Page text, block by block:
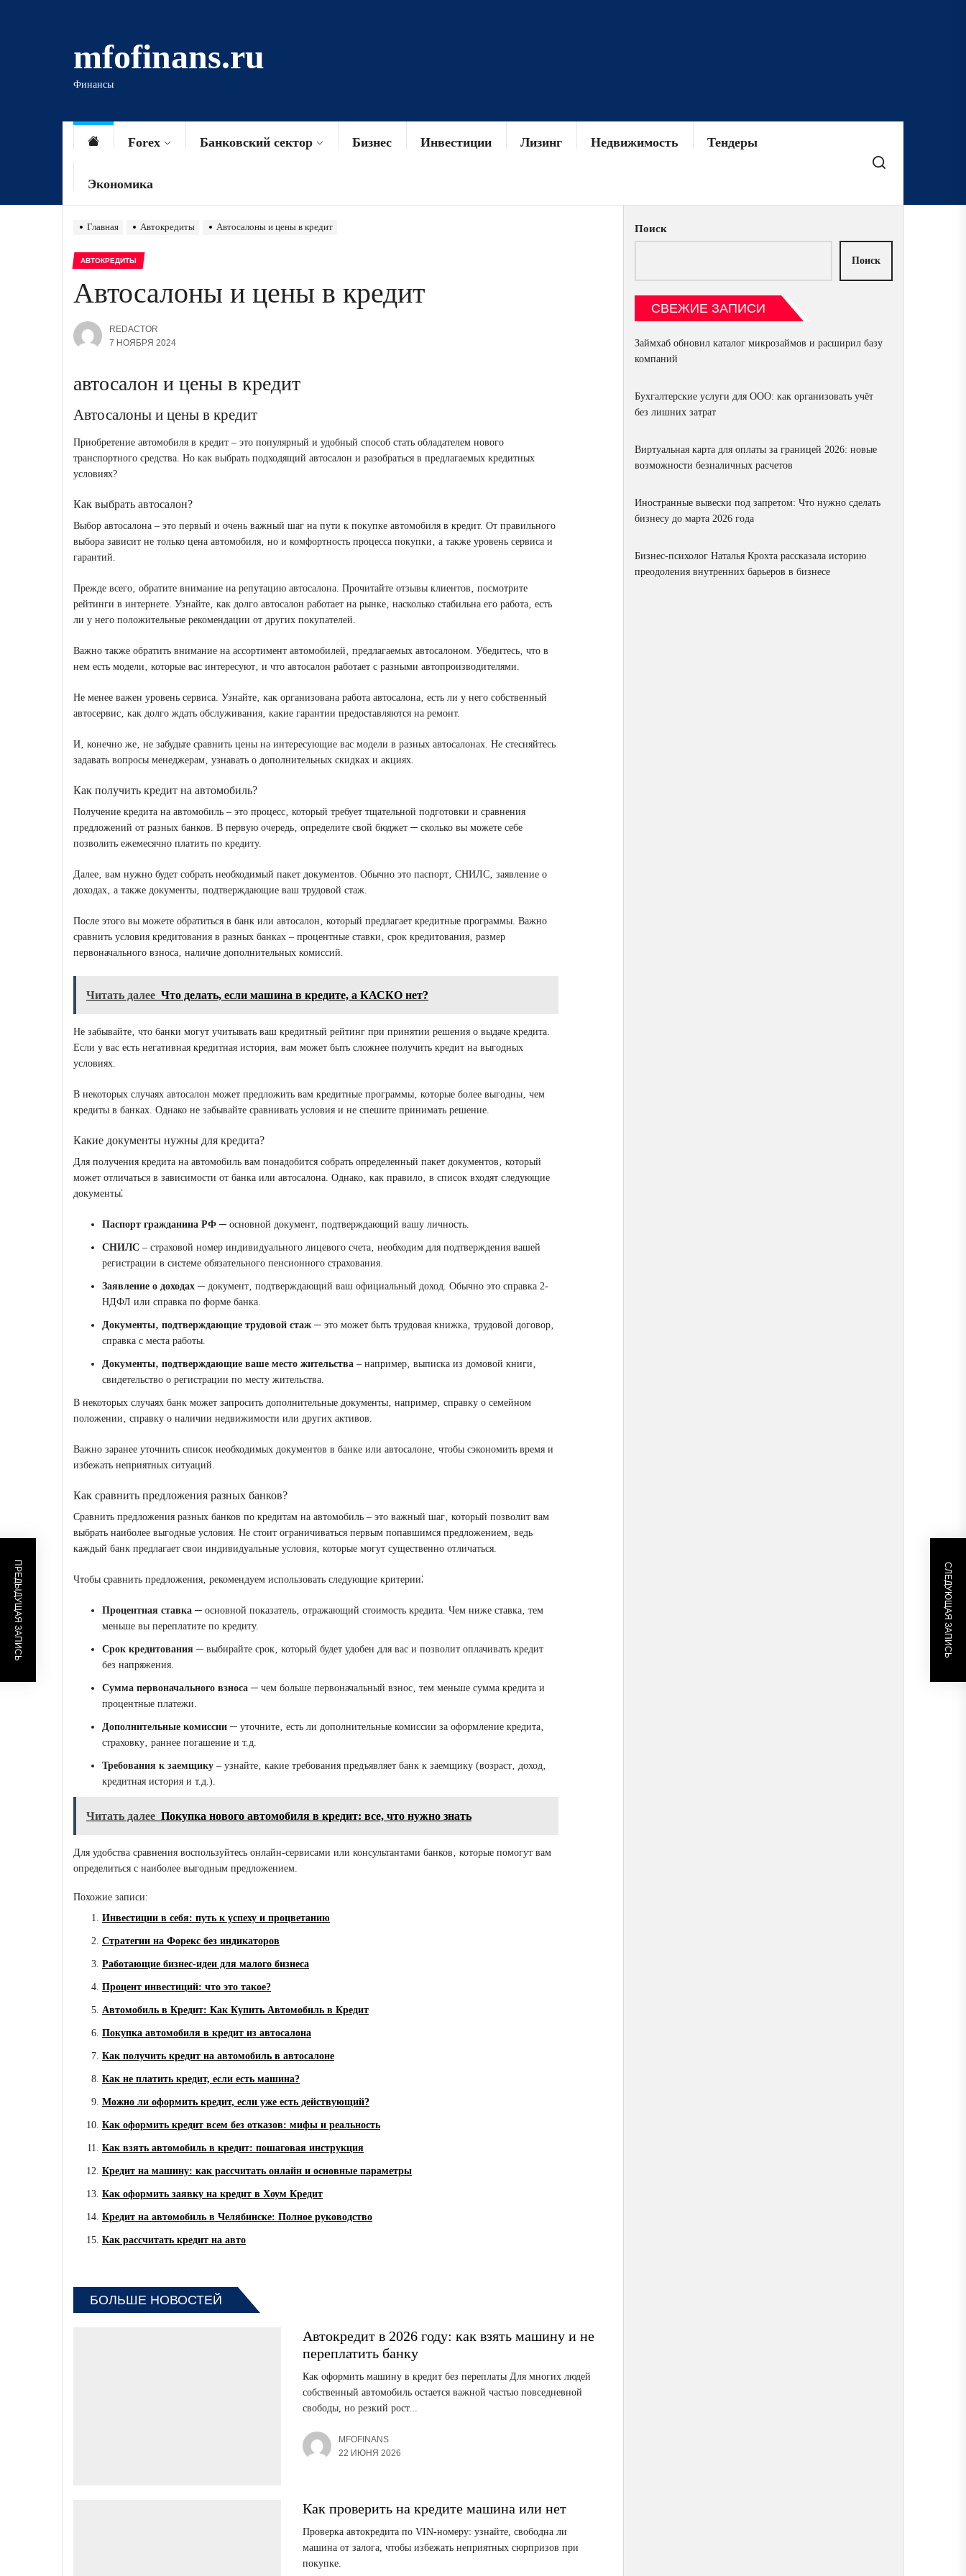
mfofinans.ru
Финансы
Forex Банковский сектор Бизнес Инвестиции Лизинг Недвижимость Тендеры
Экономика
Главная Автокредиты Автосалоны и цены в кредит
АВТОКРЕДИТЫ
Автосалоны и цены в кредит
REDACTOR
7 НОЯБРЯ 2024
автосалон и цены в кредит
Автосалоны и цены в кредит
Приобретение автомобиля в кредит ‒ это популярный и удобный способ стать обладателем нового
транспортного средства. Но как выбрать подходящий автосалон и разобраться в предлагаемых кредитных
условиях?
Как выбрать автосалон?
Выбор автосалона ‒ это первый и очень важный шаг на пути к покупке автомобиля в кредит. От правильного
выбора зависит не только цена автомобиля‚ но и комфортность процесса покупки‚ а также уровень сервиса и
гарантий.
Прежде всего‚ обратите внимание на репутацию автосалона. Прочитайте отзывы клиентов‚ посмотрите
рейтинги в интернете. Узнайте‚ как долго автосалон работает на рынке‚ насколько стабильна его работа‚ есть
ли у него положительные рекомендации от других покупателей.
Важно также обратить внимание на ассортимент автомобилей‚ предлагаемых автосалоном. Убедитесь‚ что в
нем есть модели‚ которые вас интересуют‚ и что автосалон работает с разными автопроизводителями.
Не менее важен уровень сервиса. Узнайте‚ как организована работа автосалона‚ есть ли у него собственный
автосервис‚ как долго ждать обслуживания‚ какие гарантии предоставляются на ремонт.
И‚ конечно же‚ не забудьте сравнить цены на интересующие вас модели в разных автосалонах. Не стесняйтесь
задавать вопросы менеджерам‚ узнавать о дополнительных скидках и акциях.
Как получить кредит на автомобиль?
Получение кредита на автомобиль ‒ это процесс‚ который требует тщательной подготовки и сравнения
предложений от разных банков. В первую очередь‚ определите свой бюджет ─ сколько вы можете себе
позволить ежемесячно платить по кредиту.
Далее‚ вам нужно будет собрать необходимый пакет документов. Обычно это паспорт‚ СНИЛС‚ заявление о
доходах‚ а также документы‚ подтверждающие ваш трудовой стаж.
После этого вы можете обратиться в банк или автосалон‚ который предлагает кредитные программы. Важно
сравнить условия кредитования в разных банках ‒ процентные ставки‚ срок кредитования‚ размер
первоначального взноса‚ наличие дополнительных комиссий.
Читать далее Что делать, если машина в кредите, а КАСКО нет?
Не забывайте‚ что банки могут учитывать ваш кредитный рейтинг при принятии решения о выдаче кредита.
Если у вас есть негативная кредитная история‚ вам может быть сложнее получить кредит на выгодных
условиях.
В некоторых случаях автосалон может предложить вам кредитные программы‚ которые более выгодны‚ чем
кредиты в банках. Однако не забывайте сравнивать условия и не спешите принимать решение.
Какие документы нужны для кредита?
Для получения кредита на автомобиль вам понадобится собрать определенный пакет документов‚ который
может отличаться в зависимости от банка или автосалона. Однако‚ как правило‚ в список входят следующие
документы⁚
Паспорт гражданина РФ ─ основной документ‚ подтверждающий вашу личность.
СНИЛС ‒ страховой номер индивидуального лицевого счета‚ необходим для подтверждения вашей
регистрации в системе обязательного пенсионного страхования.
Заявление о доходах ─ документ‚ подтверждающий ваш официальный доход. Обычно это справка 2-
НДФЛ или справка по форме банка.
Документы‚ подтверждающие трудовой стаж ─ это может быть трудовая книжка‚ трудовой договор‚
справка с места работы.
Документы‚ подтверждающие ваше место жительства ‒ например‚ выписка из домовой книги‚
свидетельство о регистрации по месту жительства.
В некоторых случаях банк может запросить дополнительные документы‚ например‚ справку о семейном
положении‚ справку о наличии недвижимости или других активов.
Важно заранее уточнить список необходимых документов в банке или автосалоне‚ чтобы сэкономить время и
избежать неприятных ситуаций.
Как сравнить предложения разных банков?
Сравнить предложения разных банков по кредитам на автомобиль ‒ это важный шаг‚ который позволит вам
выбрать наиболее выгодные условия. Не стоит ограничиваться первым попавшимся предложением‚ ведь
каждый банк предлагает свои индивидуальные условия‚ которые могут существенно отличаться.
Чтобы сравнить предложения‚ рекомендуем использовать следующие критерии⁚
Процентная ставка ─ основной показатель‚ отражающий стоимость кредита. Чем ниже ставка‚ тем
меньше вы переплатите по кредиту.
Срок кредитования ─ выбирайте срок‚ который будет удобен для вас и позволит оплачивать кредит
без напряжения.
Сумма первоначального взноса ─ чем больше первоначальный взнос‚ тем меньше сумма кредита и
процентные платежи.
Дополнительные комиссии ─ уточните‚ есть ли дополнительные комиссии за оформление кредита‚
страховку‚ раннее погашение и т.д.
Требования к заемщику ‒ узнайте‚ какие требования предъявляет банк к заемщику (возраст‚ доход‚
кредитная история и т.д.).
Читать далее Покупка нового автомобиля в кредит: все, что нужно знать
Для удобства сравнения воспользуйтесь онлайн-сервисами или консультантами банков‚ которые помогут вам
определиться с наиболее выгодным предложением.
Похожие записи:
Инвестиции в себя: путь к успеху и процветанию
Стратегии на Форекс без индикаторов
Работающие бизнес-идеи для малого бизнеса
Процент инвестиций: что это такое?
Автомобиль в Кредит: Как Купить Автомобиль в Кредит
Покупка автомобиля в кредит из автосалона
Как получить кредит на автомобиль в автосалоне
Как не платить кредит, если есть машина?
Можно ли оформить кредит, если уже есть действующий?
Как оформить кредит всем без отказов: мифы и реальность
Как взять автомобиль в кредит: пошаговая инструкция
Кредит на машину: как рассчитать онлайн и основные параметры
Как оформить заявку на кредит в Хоум Кредит
Кредит на автомобиль в Челябинске: Полное руководство
Как рассчитать кредит на авто
ПРЕДЫДУЩАЯ ЗАПИСЬ СЛЕДУЮЩАЯ ЗАПИСЬ
БОЛЬШЕ НОВОСТЕЙ
Автокредит в 2026 году: как взять машину и не
переплатить банку
Как оформить машину в кредит без переплаты Для многих людей
собственный автомобиль остается важной частью повседневной
свободы, но резкий рост...
MFOFINANS
22 ИЮНЯ 2026
Как проверить на кредите машина или нет
Проверка автокредита по VIN-номеру: узнайте, свободна ли
машина от залога, чтобы избежать неприятных сюрпризов при
покупке.
Поиск
Поиск
СВЕЖИЕ ЗАПИСИ
Займхаб обновил каталог микрозаймов и расширил базу
компаний
Бухгалтерские услуги для ООО: как организовать учёт
без лишних затрат
Виртуальная карта для оплаты за границей 2026: новые
возможности безналичных расчетов
Иностранные вывески под запретом: Что нужно сделать
бизнесу до марта 2026 года
Бизнес-психолог Наталья Крохта рассказала историю
преодоления внутренних барьеров в бизнесе